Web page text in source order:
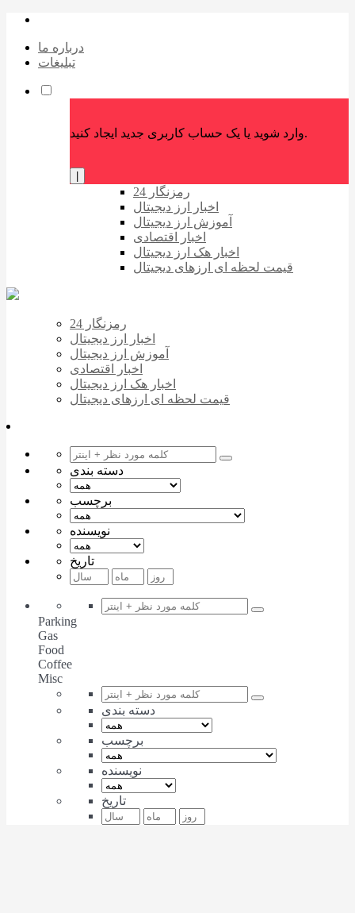
درباره ما
تبلیغات
وارد شوید یا یک حساب کاربری جدید ایجاد کنید.
رمزنگار 24
اخبار ارز دیجیتال
آموزش ارز دیجیتال
اخبار اقتصادی
اخبار هک ارز دیجیتال
قیمت لحظه ای ارزهای دیجیتال
رمزنگار 24
اخبار ارز دیجیتال
آموزش ارز دیجیتال
اخبار اقتصادی
اخبار هک ارز دیجیتال
قیمت لحظه ای ارزهای دیجیتال
دسته بندی
برچسب
نویسنده
تاریخ
Parking
Gas
Food
Coffee
Misc
دسته بندی
برچسب
نویسنده
تاریخ